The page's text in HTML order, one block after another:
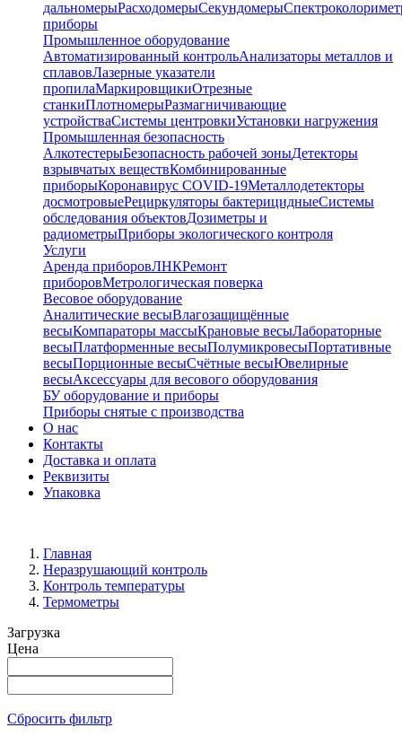
дальномерыРасходомерыСекундомеры
приборы
Промышленное оборудование
Автоматизированный контрольАнализаторы металлов и
сплавовЛазерные указатели
пропилаМаркировщикиОтрезные
станкиПлотномерыРазмагничивающие
устройстваСистемы центровкиУстановки нагружения
Промышленная безопасность
АлкотестерыБезопасность рабочей зоныДетекторы
взрывчатых веществКомбинированные
приборыКоронавирус COVID-19Металлодетекторы
досмотровыеРециркуляторы бактерицидныеСистемы
обследования объектовДозиметры и
радиометрыПриборы экологического контроля
Услуги
Аренда приборовЛНКРемонт
приборовМетрологическая поверка
Весовое оборудование
Аналитические весыВлагозащищённые
весыКомпараторы массыКрановые весыЛабораторные
весыПлатформенные весыПолумикровесыПортативные
весыПорционные весыСчётные весыЮвелирные
весыАксессуары для весового оборудования
БУ оборудование и приборы
Приборы снятые с производства
О нас
Контакты
Доставка и оплата
Реквизиты
Упаковка
Главная
Неразрушающий контроль
Контроль температуры
Термометры
Загрузка
Цена
Сбросить фильтр